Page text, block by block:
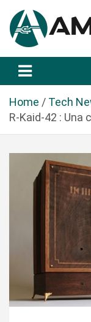
a
Home
Tech
R-Kaid-42 : Una